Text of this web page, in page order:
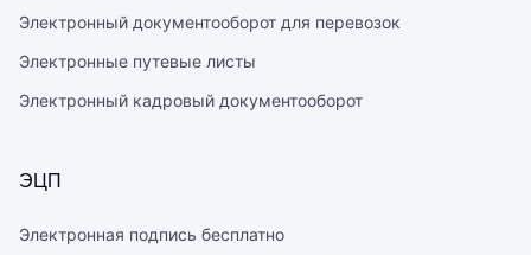
Электронный документооборот для перевозок
Электронные путевые листы
Электронный кадровый документооборот
ЭЦП
Электронная подпись бесплатно